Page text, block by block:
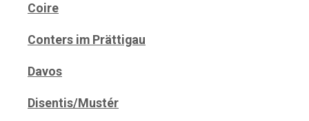
Coire
Conters im Prättigau
Davos
Disentis/Mustér